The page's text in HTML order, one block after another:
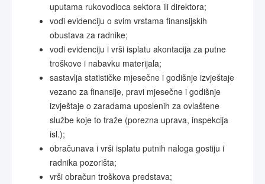
uputama rukovodioca sektora ili direktora;
vodi evidenciju o svim vrstama finansijskih
obustava za radnike;
vodi evidenciju i vrši isplatu akontacija za putne
troškove i nabavku materijala;
sastavlja statističke mjesečne i godišnje izvještaje
vezano za finansije, pravi mjesečne i godišnje
izvještaje o zaradama uposlenih za ovlaštene
službe koje to traže (porezna uprava, inspekcija
isl.);
obračunava i vrši isplatu putnih naloga gostiju i
radnika pozorišta;
vrši obračun troškova predstava;